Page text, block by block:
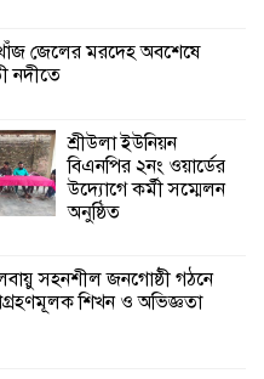
ও সিএমসির সাথে
জেলের মরদেহ অবশেষে
নদীতে
শ্রীউলা ইউনিয়ন
বিএনপির ২নং ওয়ার্ডের
উদ্যোগে কর্মী সম্মেলন
অনুষ্ঠিত
সহনশীল জনগোষ্ঠী গঠনে
শিখন ও অভিজ্ঞতা